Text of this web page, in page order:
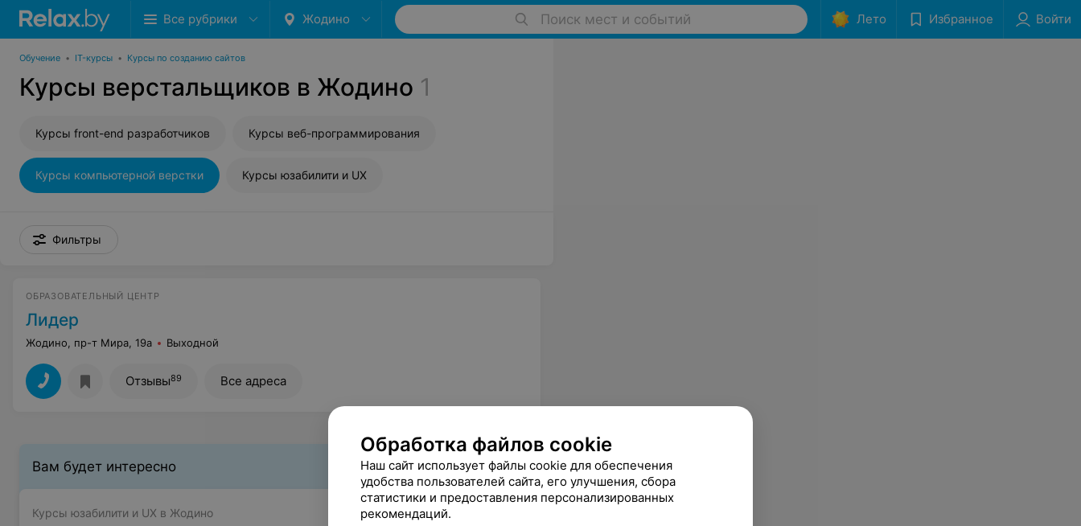
Все рубрики Жодино Поиск мест и событий Лето Избранное Войти
Обучение • IT-курсы • Курсы по созданию сайтов
Курсы верстальщиков в Жодино 1
Курсы front-end разработчиков Курсы веб-программирования
Курсы компьютерной верстки Курсы юзабилити и UX
Фильтры
ОБРАЗОВАТЕЛЬНЫЙ ЦЕНТР
Лидер
Жодино, пр-т Мира, 19а Выходной
Отзывы89 Все адреса
Вам будет интересно
Курсы юзабилити и UX в Жодино
Обработка файлов cookie
Наш сайт использует файлы cookie для обеспечения
удобства пользователей сайта, его улучшения, сбора
статистики и предоставления персонализированных
рекомендаций.